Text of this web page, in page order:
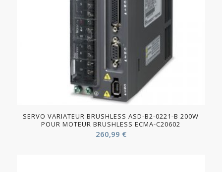
SERVO VARIATEUR BRUSHLESS ASD-B2-0221-B 200W
POUR MOTEUR BRUSHLESS ECMA-C20602
260,99 €